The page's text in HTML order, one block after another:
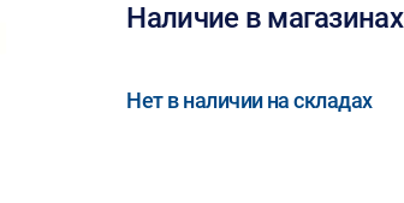
Наличие в магазинах
Нет в наличии на складах